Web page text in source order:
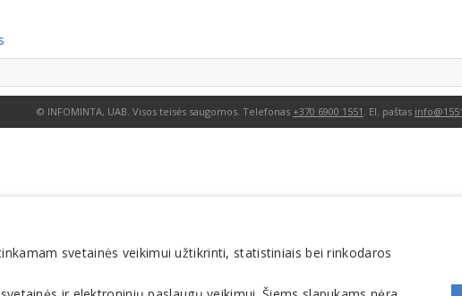
© INFOMINTA, UAB. Visos teisės saugomos. Telefonas +370 6900 1551 . El. paštas
svetainės veikimui užtikrinti, statistiniais bei rinkodaros